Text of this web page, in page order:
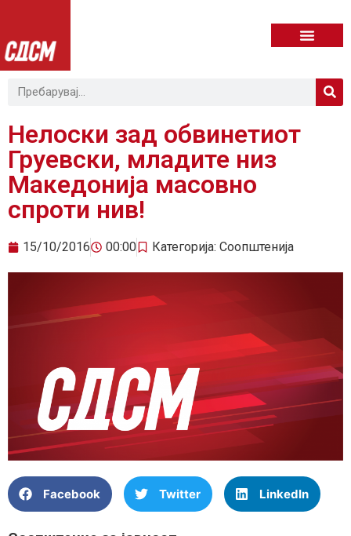
Нелоски зад обвинетиот
Груевски, младите низ
Македонија масовно
спроти нив!
15/10/2016 00:00 Категорија: Соопштенија
Facebook Twitter LinkedIn